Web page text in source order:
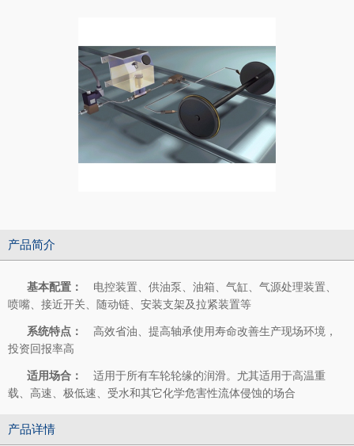
产品简介
基本配置：
电控装置、供油泵、油箱、气缸、气源处理装置、
喷嘴、接近开关、随动链、安装支架及拉紧装置等
系统特点：
高效省油、提高轴承使用寿命改善生产现场环境，
投资回报率高
适用场合：
适用于所有车轮轮缘的润滑。尤其适用于高温重
载、高速、极低速、受水和其它化学危害性流体侵蚀的场合
产品详情